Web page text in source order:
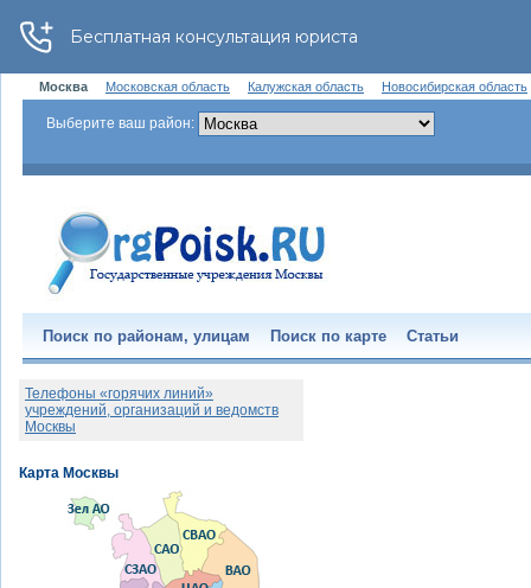
Москва Московская область Калужская область Новосибирская область
Выберите ваш район:
Поиск по районам, улицам Поиск по карте Статьи
Телефоны «горячих линий»
учреждений, организаций и ведомств
Москвы